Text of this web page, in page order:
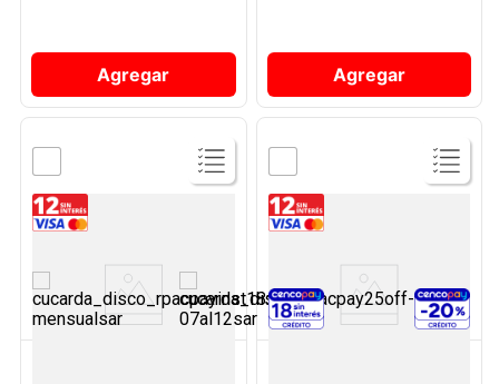
Agregar Agregar
Producto
Producto